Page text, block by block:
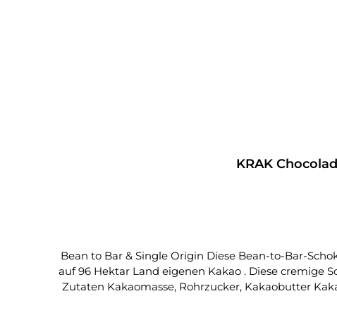
KRAK
Bean to Bar & Single Origin Diese Bean-to-Bar-Schokolade mit Kakaobohnen aus Belize hat einen Kakaogehalt von 70%. Seit 2016 produziert Peini Plantation
auf 96 Hektar Land eigenen Kakao . Diese cremige
Zutaten Kakaomasse, Rohrzucker, Kakaobutter Kakaogehalt: 70% mindestensKakaoherkunftBelize | Peini plantationAuszeichnungenAcademie of Chocolate